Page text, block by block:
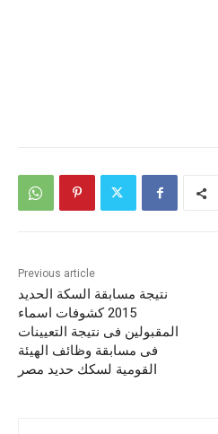
Previous article
نتيجة مسابقة السكة الحديد
2015 كشوفات اسماء
المقبولين فى نتيجة التعيينات
فى مسابقة وظائف الهيئة
القومية لسكك حديد مصر